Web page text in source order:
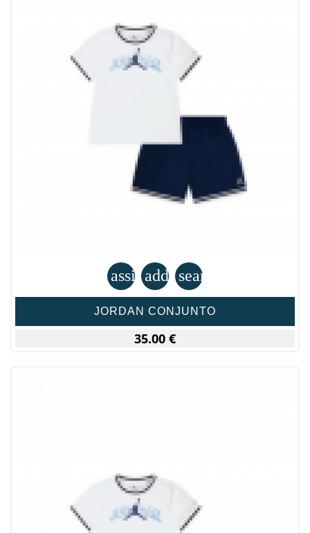
assignment
add_shopping_cart
search
JORDAN CONJUNTO
35.00 €